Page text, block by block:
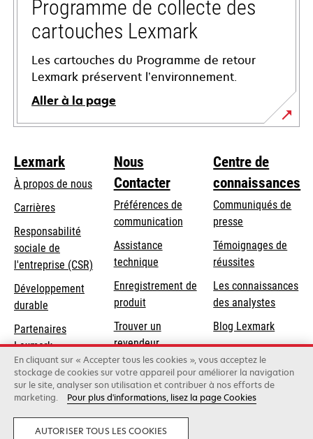
Programme de collecte des
cartouches Lexmark
Les cartouches du Programme de retour
Lexmark préservent l’environnement.
Aller à la page
Lexmark
À propos de nous
Carrières
s’ouvre
dans
un
nouvel
onglet
Responsabilité
sociale de
l'entreprise (CSR) s’ouvre
onglet
Développement
durable
Partenaires
Lexmark
Nous
Contacter
Préférences de
communication
s’ouvre
dans
un
nouvel
onglet
Assistance
techniques’ouvre
un
onglet
Enregistrement de
produit
Trouver un
revendeur
Centre de
connaissances
Communiqués de
presse
Témoignages de
réussites
Les connaissances
des analystes
Blog Lexmark
Lexmark International, Inc., une entreprise Xerox
©2026 Tous droits réservés.
Politique de confidentialité
En cliquant sur « Accepter tous les cookies », vous acceptez le
stockage de cookies sur votre appareil pour améliorer la navigation
sur le site, analyser son utilisation et contribuer à nos efforts de
marketing.
Pour plus d'informations, lisez la page Cookies
AUTORISER TOUS LES COOKIES